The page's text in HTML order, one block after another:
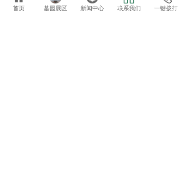
园区可提供诸如代客祭扫、管家服务、墓碑翻
首页 墓园展区 新闻中心 联系我们 一键拨打